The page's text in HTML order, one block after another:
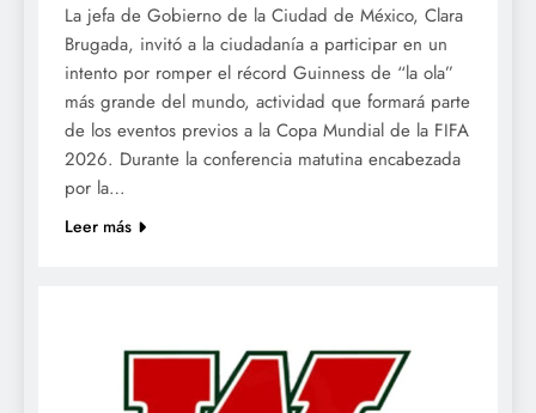
La jefa de Gobierno de la Ciudad de México, Clara
Brugada, invitó a la ciudadanía a participar en un
intento por romper el récord Guinness de “la ola”
más grande del mundo, actividad que formará parte
de los eventos previos a la Copa Mundial de la FIFA
2026. Durante la conferencia matutina encabezada
por la…
Leer más